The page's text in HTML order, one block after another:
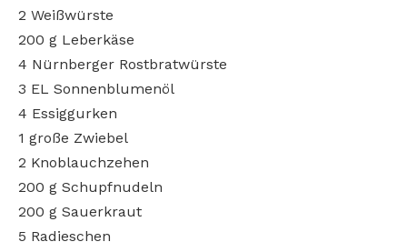
2 Weißwürste
200 g Leberkäse
4 Nürnberger Rostbratwürste
3 EL Sonnenblumenöl
4 Essiggurken
1 große Zwiebel
2 Knoblauchzehen
200 g Schupfnudeln
200 g Sauerkraut
5 Radieschen